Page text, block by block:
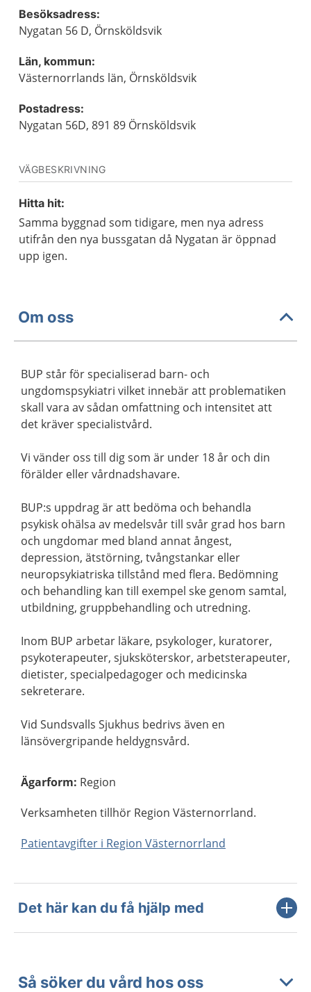
Besöksadress:
Nygatan 56 D, Örnsköldsvik
Län, kommun:
Västernorrlands län, Örnsköldsvik
Postadress:
Nygatan 56D, 891 89 Örnsköldsvik
VÄGBESKRIVNING
Hitta hit:
Samma byggnad som tidigare, men nya adress
utifrån den nya bussgatan då Nygatan är öppnad
upp igen.
Om oss
BUP står för specialiserad barn- och
ungdomspsykiatri vilket innebär att problematiken
skall vara av sådan omfattning och intensitet att
det kräver specialistvård.
Vi vänder oss till dig som är under 18 år och din
förälder eller vårdnadshavare.
BUP:s uppdrag är att bedöma och behandla
psykisk ohälsa av medelsvår till svår grad hos barn
och ungdomar med bland annat ångest,
depression, ätstörning, tvångstankar eller
neuropsykiatriska tillstånd med flera. Bedömning
och behandling kan till exempel ske genom samtal,
utbildning, gruppbehandling och utredning.
Inom BUP arbetar läkare, psykologer, kuratorer,
psykoterapeuter, sjuksköterskor, arbetsterapeuter,
dietister, specialpedagoger och medicinska
sekreterare.
Vid Sundsvalls Sjukhus bedrivs även en
länsövergripande heldygnsvård.
Ägarform: Region
Verksamheten tillhör Region Västernorrland.
Patientavgifter i Region Västernorrland
Det här kan du få hjälp med
Så söker du vård hos oss